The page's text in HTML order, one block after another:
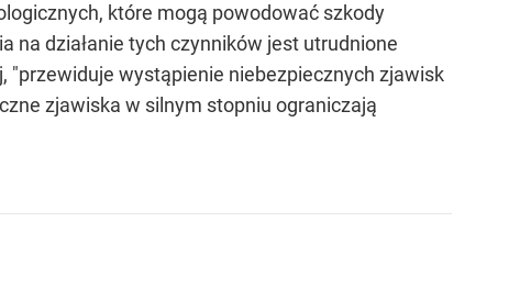
które mogą powodować szkody
na działanie tych czynników jest utrudnione
"przewiduje wystąpienie niebezpiecznych zjawisk
zjawiska w silnym stopniu ograniczają